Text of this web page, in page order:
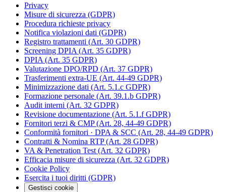
Privacy
Misure di sicurezza (GDPR)
Procedura richieste privacy
Notifica violazioni dati (GDPR)
Registro trattamenti (Art. 30 GDPR)
Screening DPIA (Art. 35 GDPR)
DPIA (Art. 35 GDPR)
Valutazione DPO/RPD (Art. 37 GDPR)
Trasferimenti extra-UE (Art. 44-49 GDPR)
Minimizzazione dati (Art. 5.1.c GDPR)
Formazione personale (Art. 39.1.b GDPR)
Audit interni (Art. 32 GDPR)
Revisione documentazione (Art. 5.1.f GDPR)
Fornitori terzi & CMP (Art. 28, 44-49 GDPR)
Conformità fornitori · DPA & SCC (Art. 28, 44-49 GDPR)
Contratti & Nomina RTP (Art. 28 GDPR)
VA & Penetration Test (Art. 32 GDPR)
Efficacia misure di sicurezza (Art. 32 GDPR)
Cookie Policy
Esercita i tuoi diritti (GDPR)
Gestisci cookie